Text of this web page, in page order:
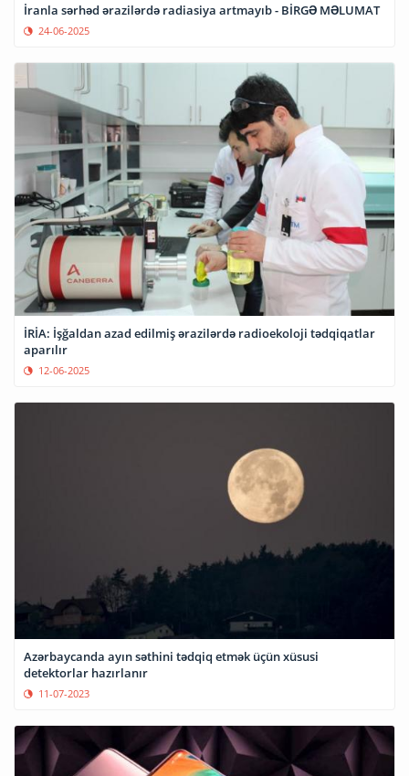
İranla sərhəd ərazilərdə radiasiya artmayıb - BİRGƏ MƏLUMAT
24-06-2025
İRİA: İşğaldan azad edilmiş ərazilərdə radioekoloji tədqiqatlar
aparılır
12-06-2025
Azərbaycanda ayın səthini tədqiq etmək üçün xüsusi
detektorlar hazırlanır
11-07-2023